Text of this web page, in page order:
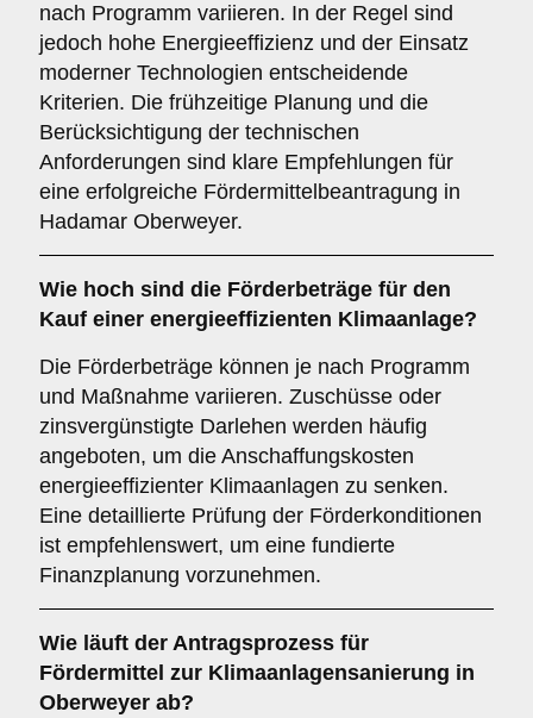
nach Programm variieren. In der Regel sind
jedoch hohe Energieeffizienz und der Einsatz
moderner Technologien entscheidende
Kriterien. Die frühzeitige Planung und die
Berücksichtigung der technischen
Anforderungen sind klare Empfehlungen für
eine erfolgreiche Fördermittelbeantragung in
Hadamar Oberweyer.
Wie hoch sind die Förderbeträge für den
Kauf einer energieeffizienten Klimaanlage?
Die Förderbeträge können je nach Programm
und Maßnahme variieren. Zuschüsse oder
zinsvergünstigte Darlehen werden häufig
angeboten, um die Anschaffungskosten
energieeffizienter Klimaanlagen zu senken.
Eine detaillierte Prüfung der Förderkonditionen
ist empfehlenswert, um eine fundierte
Finanzplanung vorzunehmen.
Wie läuft der Antragsprozess für
Fördermittel zur Klimaanlagensanierung in
Oberweyer ab?